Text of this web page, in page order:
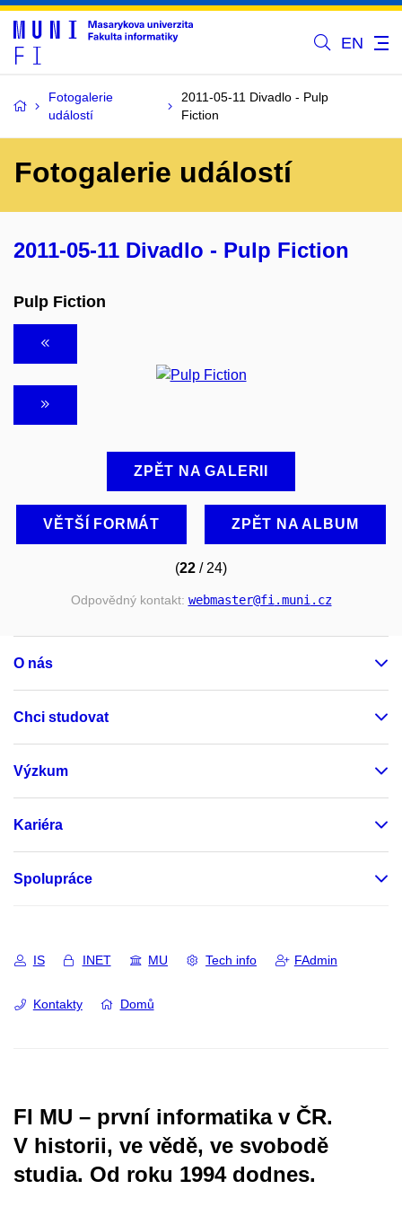
EN
Fotogalerie
událostí
2011-05-11 Divadlo - Pulp
Fiction
Fotogalerie událostí
2011-05-11 Divadlo - Pulp Fiction
Pulp Fiction
ZPĚT NA GALERII
VĚTŠÍ FORMÁT ZPĚT NA ALBUM
(22 / 24)
Odpovědný kontakt: webmaster@fi.muni.cz
O nás
Chci studovat
Výzkum
Kariéra
Spolupráce
IS INET MU Tech info FAdmin
Kontakty Domů
FI MU – první informatika v ČR.
V historii, ve vědě, ve svobodě
studia. Od roku 1994 dodnes.